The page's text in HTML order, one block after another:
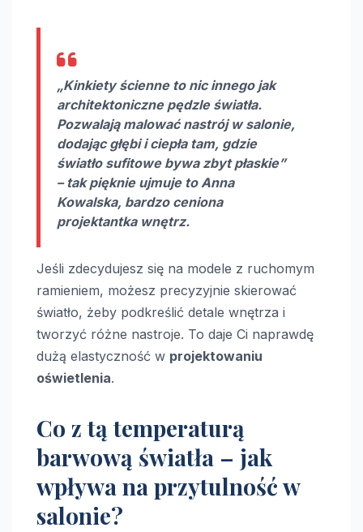
„Kinkiety ścienne to nic innego jak
architektoniczne pędzle światła.
Pozwalają malować nastrój w salonie,
dodając głębi i ciepła tam, gdzie
światło sufitowe bywa zbyt płaskie”
– tak pięknie ujmuje to Anna
Kowalska, bardzo ceniona
projektantka wnętrz.
Jeśli zdecydujesz się na modele z ruchomym
ramieniem, możesz precyzyjnie skierować
światło, żeby podkreślić detale wnętrza i
tworzyć różne nastroje. To daje Ci naprawdę
dużą elastyczność w projektowaniu
oświetlenia.
Co z tą temperaturą
barwową światła – jak
wpływa na przytulność w
salonie?